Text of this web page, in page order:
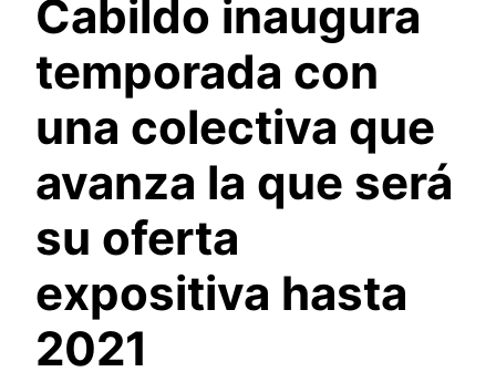
Cabildo inaugura
temporada con
una colectiva que
avanza la que será
su oferta
expositiva hasta
2021